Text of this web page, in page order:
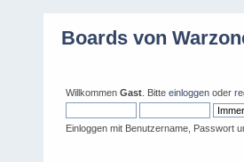
Boards von
Willkommen Gast . Bitte einloggen oder
Einloggen mit Benutzername, Passwort